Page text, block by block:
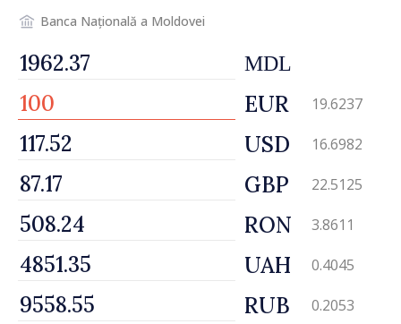
Banca Națională a Moldovei
MDL
EUR 19.6237
USD 16.6982
GBP 22.5125
RON 3.8611
UAH 0.4045
RUB 0.2053